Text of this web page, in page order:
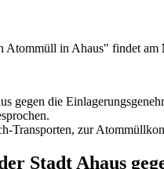
Atommüll in Ahaus" findet am
gegen die
Transporten, zur
Stadt Ahaus